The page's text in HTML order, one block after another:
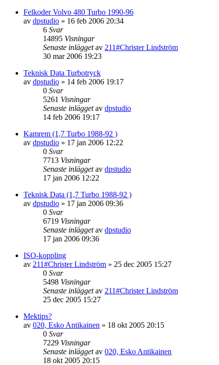
Felkoder Volvo 480 Turbo 1990-96
av dpstudio » 16 feb 2006 20:34
6 Svar
14895 Visningar
Senaste inläggetav 211#Christer Lindström
30 mar 2006 19:23
Teknisk Data Turbotryck
av dpstudio » 14 feb 2006 19:17
0 Svar
5261 Visningar
Senaste inläggetav dpstudio
14 feb 2006 19:17
Kamrem (1,7 Turbo 1988-92 )
av dpstudio » 17 jan 2006 12:22
0 Svar
7713 Visningar
Senaste inläggetav dpstudio
17 jan 2006 12:22
Teknisk Data (1,7 Turbo 1988-92 )
av dpstudio » 17 jan 2006 09:36
0 Svar
6719 Visningar
Senaste inläggetav dpstudio
17 jan 2006 09:36
ISO-koppling
av 211#Christer Lindström » 25 dec 2005 15:27
0 Svar
5498 Visningar
Senaste inläggetav 211#Christer Lindström
25 dec 2005 15:27
Mektips?
av 020, Esko Antikainen » 18 okt 2005 20:15
0 Svar
7229 Visningar
Senaste inläggetav 020, Esko Antikainen
18 okt 2005 20:15